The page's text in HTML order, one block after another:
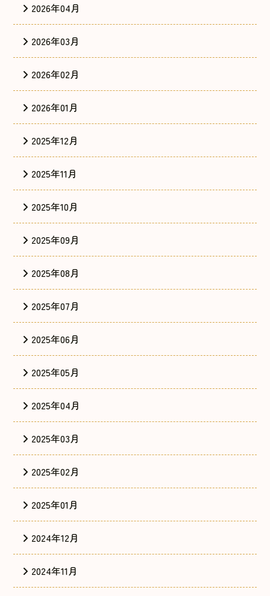
2026年04月
2026年03月
2026年02月
2026年01月
2025年12月
2025年11月
2025年10月
2025年09月
2025年08月
2025年07月
2025年06月
2025年05月
2025年04月
2025年03月
2025年02月
2025年01月
2024年12月
2024年11月